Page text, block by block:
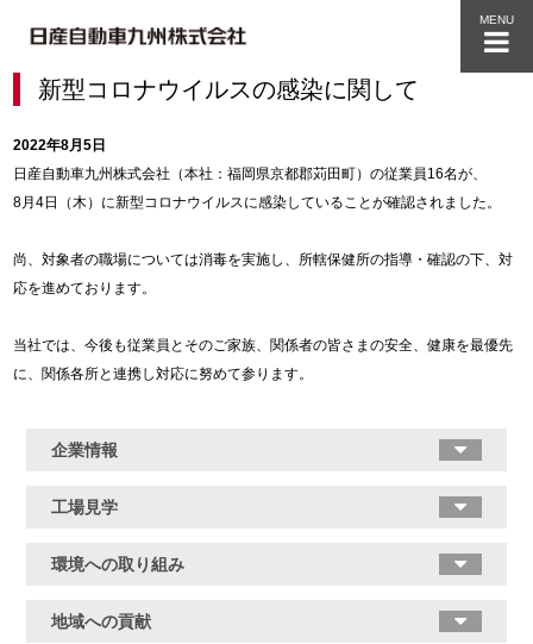
MENU
新型コロナウイルスの感染に関して
2022年8月5日
日産自動車九州株式会社（本社：福岡県京都郡苅田町）の従業員16名が、
8月4日（木）に新型コロナウイルスに感染していることが確認されました。
尚、対象者の職場については消毒を実施し、所轄保健所の指導・確認の下、対
応を進めております。
当社では、今後も従業員とそのご家族、関係者の皆さまの安全、健康を最優先
に、関係各所と連携し対応に努めて参ります。
企業情報
工場見学
環境への取り組み
地域への貢献